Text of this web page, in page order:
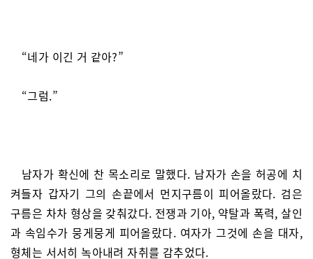
“네가 이긴 거 같아?”
“그럼.”
남자가 확신에 찬 목소리로 말했다. 남자가 손을 허공에 치
켜들자 갑자기 그의 손끝에서 먼지구름이 피어올랐다. 검은
구름은 차차 형상을 갖춰갔다. 전쟁과 기아, 약탈과 폭력, 살인
과 속임수가 뭉게뭉게 피어올랐다. 여자가 그것에 손을 대자,
형체는 서서히 녹아내려 자취를 감추었다.